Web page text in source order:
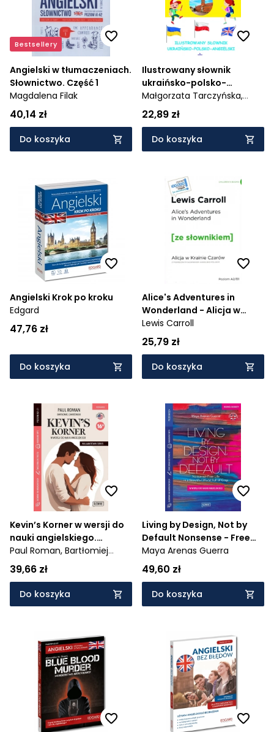
Bestsellery
Angielski w tłumaczeniach.
Słownictwo. Część 1
Magdalena Filak
40,14 zł
Do koszyka
Ilustrowany słownik
ukraińsko-polsko-
angielski
Małgorzata Tarczyńska,
Karolina Gogolewska,
Agnieszka Strusińska
22,89 zł
Do koszyka
Angielski Krok po kroku
Edgard
47,76 zł
Do koszyka
Alice's Adventures in
Wonderland - Alicja w
krainie czarów z
podręcznym słownikiem
angielsko-polskim
Lewis Carroll
25,79 zł
Do koszyka
Kevin’s Korner w wersji do
nauki angielskiego.
Williamstown Series 16+
Paul Roman, Bartłomiej
Zakrzewski
39,66 zł
Do koszyka
Living by Design, Not by
Default Nonsense - Free
Life in a Beautiful World Full
of Crap. w wersji do nauki
angielskiego
Maya Arenas Guerra
49,60 zł
Do koszyka